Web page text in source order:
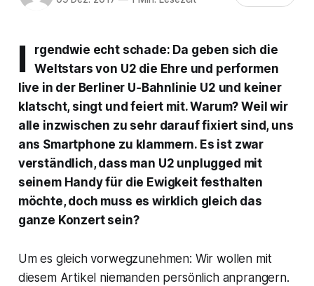
I
rgendwie echt schade: Da geben sich die
Weltstars von U2 die Ehre und performen
live in der Berliner U‑Bahnlinie U2 und keiner
klatscht, singt und feiert mit. Warum? Weil wir
alle inzwischen zu sehr darauf fixiert sind, uns
ans Smartphone zu klammern. Es ist zwar
verständlich, dass man U2 unplugged mit
seinem Handy für die Ewigkeit festhalten
möchte, doch muss es wirklich gleich das
ganze Konzert sein?
Um es gleich vorwegzunehmen: Wir wollen mit
diesem Artikel niemanden persönlich anprangern.